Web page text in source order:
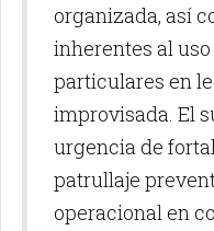
organizada, así
inherentes al
particulares en
improvisada. El
urgencia de
patrullaje
operacional en